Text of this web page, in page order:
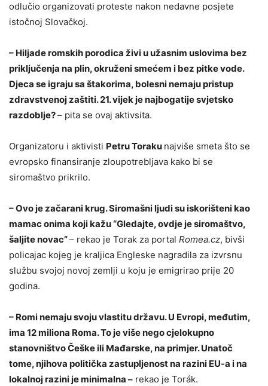
odlučio organizovati proteste nakon nedavne posjete
istočnoj Slovačkoj.
– Hiljade romskih porodica živi u užasnim uslovima bez
priključenja na plin, okruženi smećem i bez pitke vode.
Djeca se igraju sa štakorima, bolesni nemaju pristup
zdravstvenoj zaštiti. 21. vijek je najbogatije svjetsko
razdoblje?– pita se ovaj aktivsita.
Organizatoru i aktivisti Petru Toraku najviše smeta što se
evropsko finansiranje zloupotrebljava kako bi se
siromaštvo prikrilo.
– Ovo je začarani krug. Siromašni ljudi su iskorišteni kao
mamac onima koji kažu “Gledajte, ovdje je siromaštvo,
šaljite novac”– rekao je Torak za portal Romea.cz, bivši
policajac kojeg je kraljica Engleske nagradila za izvrsnu
službu svojoj novoj zemlji u koju je emigrirao prije 20
godina.
– Romi nemaju svoju vlastitu državu. U Evropi, međutim,
ima 12 miliona Roma. To je više nego cjelokupno
stanovništvo Češke ili Mađarske, na primjer. Unatoč
tome, njihova politička zastupljenost na razini EU-a i na
lokalnoj razini je minimalna – rekao je Torák.